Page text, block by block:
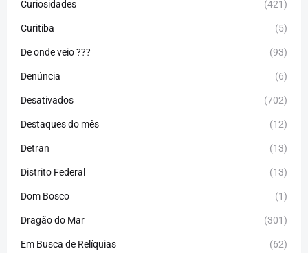
Curiosidades (421)
Curitiba (5)
De onde veio ??? (93)
Denúncia (6)
Desativados (702)
Destaques do mês (12)
Detran (13)
Distrito Federal (13)
Dom Bosco (1)
Dragão do Mar (301)
Em Busca de Relíquias (62)